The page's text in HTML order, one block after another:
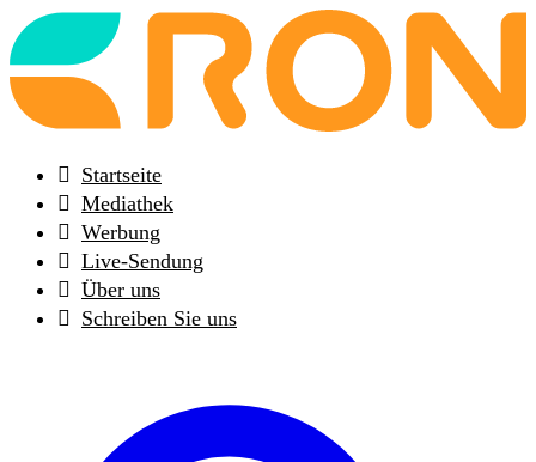
Back
to
frontpage
Startseite
Mediathek
Werbung
Live-Sendung
Über uns
Schreiben Sie uns